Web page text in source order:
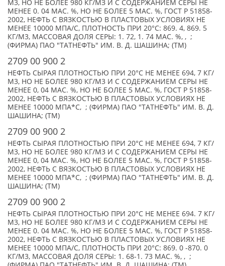
М3, НО НЕ БОЛЕЕ 980 КГ/МЗ И С СОДЕРЖАНИЕМ СЕРЫ НЕ
МЕНЕЕ 0. 04 МАС. %, НО НЕ БОЛЕЕ 5 МАС. %, ГОСТ Р 51858-
2002, НЕФТЬ С ВЯЗКОСТЬЮ В ПЛАСТОВЫХ УСЛОВИЯХ НЕ
МЕНЕЕ 10000 МПА/С, ПЛОТНОСТЬ ПРИ 20°С: 869. 4, 869. 5
КГ/М3, МАССОВАЯ ДОЛЯ СЕРЫ: 1. 72, 1. 74 МАС. %, , ;
(ФИРМА) ПАО "ТАТНЕФТЬ" ИМ. В. Д. ШАШИНА; (TM)
2709 00 900 2
НЕФТЬ СЫРАЯ ПЛОТНОСТЬЮ ПРИ 20°C НЕ МЕНЕЕ 694, 7 КГ/
М3, НО НЕ БОЛЕЕ 980 КГ/М3 И С СОДЕРЖАНИЕМ СЕРЫ НЕ
МЕНЕЕ 0, 04 МАС. %, НО НЕ БОЛЕЕ 5 МАС. %, ГОСТ Р 51858-
2002, НЕФТЬ С ВЯЗКОСТЬЮ В ПЛАСТОВЫХ УСЛОВИЯХ НЕ
МЕНЕЕ 10000 МПА*С, ; (ФИРМА) ПАО "ТАТНЕФТЬ" ИМ. В. Д.
ШАШИНА; (TM)
2709 00 900 2
НЕФТЬ СЫРАЯ ПЛОТНОСТЬЮ ПРИ 20°C НЕ МЕНЕЕ 694, 7 КГ/
М3, НО НЕ БОЛЕЕ 980 КГ/М3 И С СОДЕРЖАНИЕМ СЕРЫ НЕ
МЕНЕЕ 0, 04 МАС. %, НО НЕ БОЛЕЕ 5 МАС. %, ГОСТ Р 51858-
2002, НЕФТЬ С ВЯЗКОСТЬЮ В ПЛАСТОВЫХ УСЛОВИЯХ НЕ
МЕНЕЕ 10000 МПА*С, ; (ФИРМА) ПАО "ТАТНЕФТЬ" ИМ. В. Д.
ШАШИНА; (TM)
2709 00 900 2
НЕФТЬ СЫРАЯ ПЛОТНОСТЬЮ ПРИ 20°С НЕ МЕНЕЕ 694. 7 КГ/
М3, НО НЕ БОЛЕЕ 980 КГ/МЗ И С СОДЕРЖАНИЕМ СЕРЫ НЕ
МЕНЕЕ 0. 04 МАС. %, НО НЕ БОЛЕЕ 5 МАС. %, ГОСТ Р 51858-
2002, НЕФТЬ С ВЯЗКОСТЬЮ В ПЛАСТОВЫХ УСЛОВИЯХ НЕ
МЕНЕЕ 10000 МПА/С, ПЛОТНОСТЬ ПРИ 20°С: 869. 0 -870. 0
КГ/М3, МАССОВАЯ ДОЛЯ СЕРЫ: 1. 68-1. 73 МАС. %, , ;